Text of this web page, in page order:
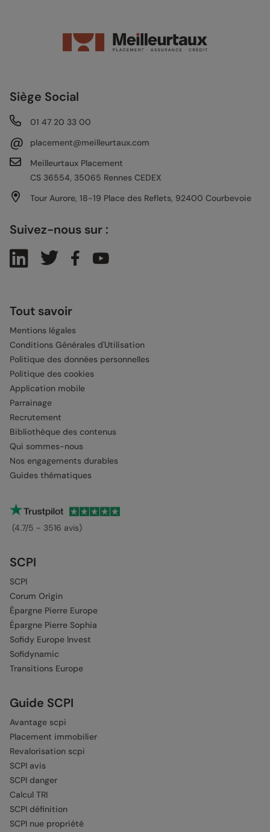
Siège Social
01 47 20 33 00
@
placement@meilleurtaux.com
Meilleurtaux Placement
CS 36554, 35065 Rennes CEDEX
Tour Aurore, 18-19 Place des Reflets, 92400 Courbevoie
Suivez-nous sur :
Tout savoir
Mentions légales
Conditions Générales d'Utilisation
Politique des données personnelles
Politique des cookies
Application mobile
Parrainage
Recrutement
Bibliothèque des contenus
Qui sommes-nous
Nos engagements durables
Guides thématiques
(4.7/5 - 3516 avis)
SCPI
SCPI
Corum Origin
Épargne Pierre Europe
Épargne Pierre Sophia
Sofidy Europe Invest
Sofidynamic
Transitions Europe
Guide SCPI
Avantage scpi
Placement immobilier
Revalorisation scpi
SCPI avis
SCPI danger
Calcul TRI
SCPI définition
SCPI nue propriété